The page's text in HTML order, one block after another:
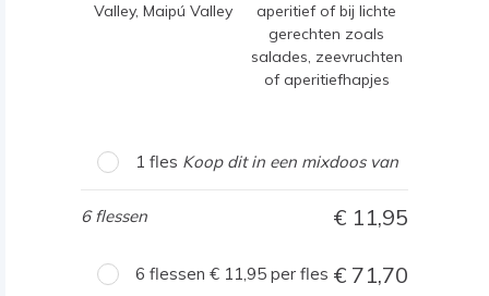
Valley, Maipú Valley
aperitief of bij lichte
gerechten zoals
salades, zeevruchten
of aperitiefhapjes
1 fles Koop dit in een mixdoos van
6 flessen 11,95
6 flessen 11,95 per fles 71,70